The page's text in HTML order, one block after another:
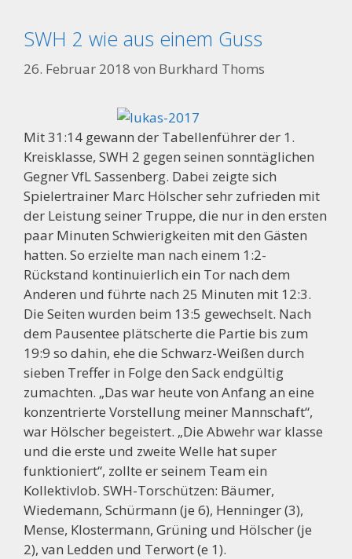
SWH 2 wie aus einem Guss
26. Februar 2018 von Burkhard Thoms
Mit 31:14 gewann der Tabellenführer der 1.
Kreisklasse, SWH 2 gegen seinen sonntäglichen
Gegner VfL Sassenberg. Dabei zeigte sich
Spielertrainer Marc Hölscher sehr zufrieden mit
der Leistung seiner Truppe, die nur in den ersten
paar Minuten Schwierigkeiten mit den Gästen
hatten. So erzielte man nach einem 1:2-
Rückstand kontinuierlich ein Tor nach dem
Anderen und führte nach 25 Minuten mit 12:3.
Die Seiten wurden beim 13:5 gewechselt. Nach
dem Pausentee plätscherte die Partie bis zum
19:9 so dahin, ehe die Schwarz-Weißen durch
sieben Treffer in Folge den Sack endgültig
zumachten. „Das war heute von Anfang an eine
konzentrierte Vorstellung meiner Mannschaft“,
war Hölscher begeistert. „Die Abwehr war klasse
und die erste und zweite Welle hat super
funktioniert“, zollte er seinem Team ein
Kollektivlob. SWH-Torschützen: Bäumer,
Wiedemann, Schürmann (je 6), Henninger (3),
Mense, Klostermann, Grüning und Hölscher (je
2), van Ledden und Terwort (e 1).